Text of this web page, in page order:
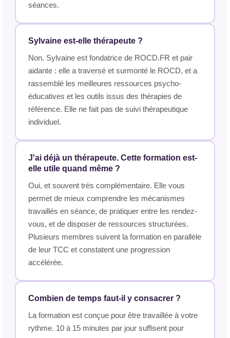
séances.
Sylvaine est-elle thérapeute ?
Non. Sylvaine est fondatrice de ROCD.FR et pair
aidante : elle a traversé et surmonté le ROCD, et a
rassemblé les meilleures ressources psycho-
éducatives et les outils issus des thérapies de
référence. Elle ne fait pas de suivi thérapeutique
individuel.
J'ai déjà un thérapeute. Cette formation est-
elle utile quand même ?
Oui, et souvent très complémentaire. Elle vous
permet de mieux comprendre les mécanismes
travaillés en séance, de pratiquer entre les rendez-
vous, et de disposer de ressources structurées.
Plusieurs membres suivent la formation en parallèle
de leur TCC et constatent une progression
accélérée.
Combien de temps faut-il y consacrer ?
La formation est conçue pour être travaillée à votre
rythme. 10 à 15 minutes par jour suffisent pour